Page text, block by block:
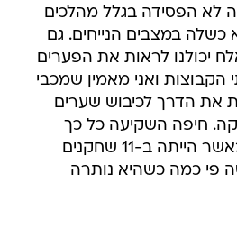
לא הפסידה בגלל מהלכים
במצבים הנייחים. גם
יכולנו לראות את הפערים
הקבוצות ואני מאמין שמכבי
את הדרך לכיבוש שערים
חיפה השקיעה כל כך
הרבה מאמץ, אפילו כאשר הייתה ב-11 שחקנים
פי כמה כשהיא נותרה